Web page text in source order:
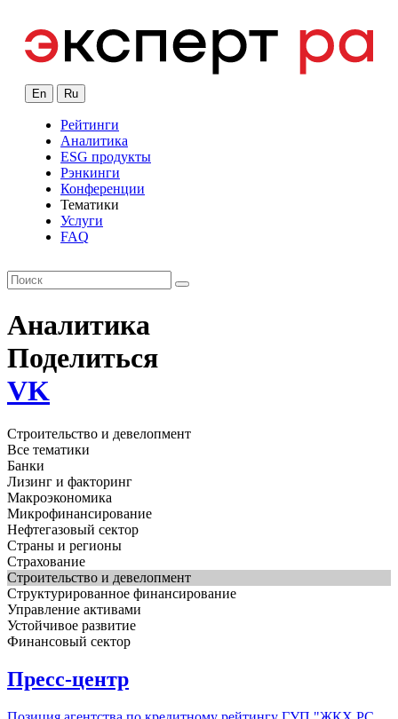
En Ru
Рейтинги
Аналитика
ESG продукты
Рэнкинги
Конференции
Тематики
Услуги
FAQ
Аналитика
Поделиться
VK
Строительство и девелопмент
Все тематики
Банки
Лизинг и факторинг
Макроэкономика
Микрофинансирование
Нефтегазовый сектор
Страны и регионы
Страхование
Строительство и девелопмент
Структурированное финансирование
Управление активами
Устойчивое развитие
Финансовый сектор
Пресс-центр